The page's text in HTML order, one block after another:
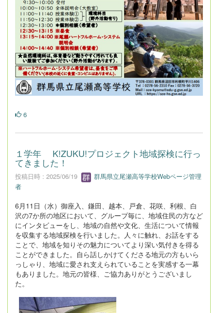
6
１学年 K!ZUKU!プロジェクト地域探検に行っ
てきました！
投稿日時 : 2025/06/19
群馬県立尾瀬高等学校Webページ管理
者
6月11日（水）御座入、鎌田、越本、戸倉、花咲、利根、白
沢の7か所の地区において、グループ毎に、地域住民の方など
にインタビューをし、地域の自然や文化、生活について情報
を収集する地域探検を行いました。人々に触れ、お話をする
ことで、地域を知りその魅力についてより深い気付きを得る
ことができました。自ら話しかけてくださる地元の方もいら
っしゃり、地域に愛され支えられていることを実感する一幕
もありました。地元の皆様、ご協力ありがとうございまし
た。